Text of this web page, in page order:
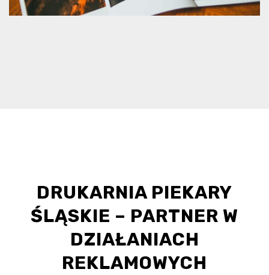
DRUKARNIA PIEKARY
ŚLĄSKIE – PARTNER W
DZIAŁANIACH
REKLAMOWYCH